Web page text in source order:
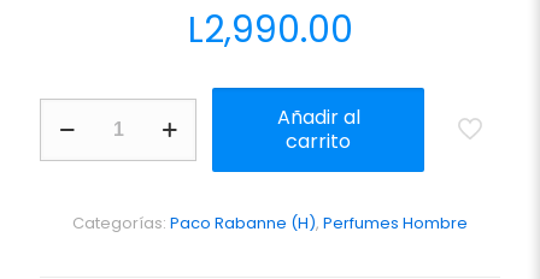
L2,990.00
Victory
by
100ml
Añadir al
carrito
Categorías: Paco Rabanne (H), Perfumes Hombre